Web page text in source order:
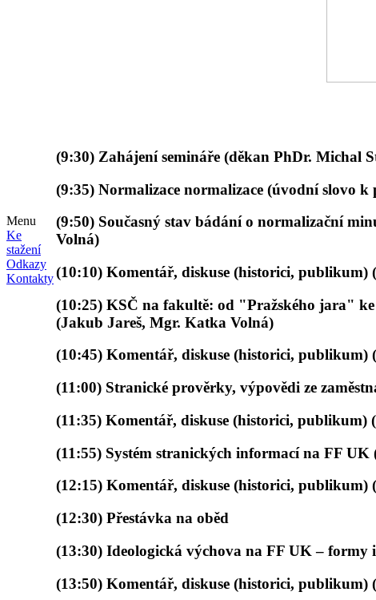
Menu
Ke
stažení
Odkazy
Kontakty
(9:30) Zahájení semináře (děkan PhDr. Michal
(9:35) Normalizace normalizace (úvodní slovo
(9:50) Současný stav bádání o normalizační
Volná)
(10:10) Komentář, diskuse (historici, publikum)
(10:25) KSČ na fakultě: od "Pražského jara"
(Jakub Jareš, Mgr. Katka Volná)
(10:45) Komentář, diskuse (historici, publikum)
(11:00) Stranické prověrky, výpovědi ze
(11:35) Komentář, diskuse (historici, publikum)
(11:55) Systém stranických informací na FF
(12:15) Komentář, diskuse (historici, publikum)
(12:30) Přestávka na oběd
(13:30) Ideologická výchova na FF UK –
(13:50) Komentář, diskuse (historici, publikum)